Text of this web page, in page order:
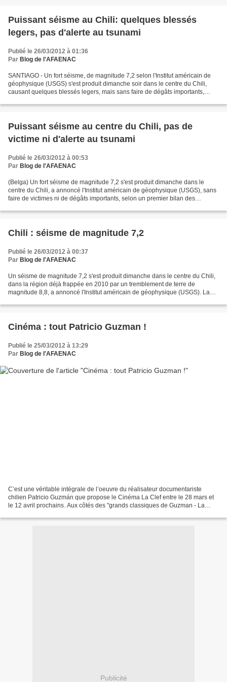
Puissant séisme au Chili: quelques blessés
legers, pas d'alerte au tsunami
Publié le 26/03/2012 à 01:36
Par Blog de l'AFAENAC
SANTIAGO - Un fort séisme, de magnitude 7,2 selon l'Institut américain de
géophysique (USGS) s'est produit dimanche soir dans le centre du Chili,
causant quelques blessés legers, mais sans faire de dégâts importants,
Puissant séisme au centre du Chili, pas de
victime ni d'alerte au tsunami
Publié le 26/03/2012 à 00:53
Par Blog de l'AFAENAC
(Belga) Un fort séisme de magnitude 7,2 s'est produit dimanche dans le
centre du Chili, a annoncé l'Institut américain de géophysique (USGS), sans
faire de victimes ni de dégâts importants, selon un premier bilan des
Chili : séisme de magnitude 7,2
Publié le 26/03/2012 à 00:37
Par Blog de l'AFAENAC
Un séisme de magnitude 7,2 s'est produit dimanche dans le centre du Chili,
dans la région déjà frappée en 2010 par un tremblement de terre de
magnitude 8,8, a annoncé l'Institut américain de géophysique (USGS). La
Cinéma : tout Patricio Guzman !
Publié le 25/03/2012 à 13:29
Par Blog de l'AFAENAC
C’est une véritable intégrale de l’oeuvre du réalisateur documentariste
chilien Patricio Guzmán que propose le Cinéma La Clef entre le 28 mars et
le 12 avril prochains. Aux côtés des "grands classiques de Guzman - La
Publicité